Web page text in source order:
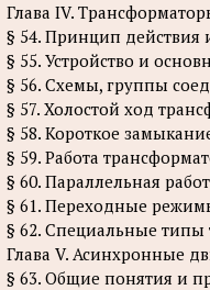
Глава IV.
§ 54. Принцип действия
§ 55. Устройство и
§ 56. Схемы, группы
§ 57. Холостой ход
§ 58. Короткое
§ 59. Работа
§ 60. Параллельная
§ 61. Переходные
§ 62. Специальные типы
Глава V. Асинхронные
§ 63. Общие понятия и